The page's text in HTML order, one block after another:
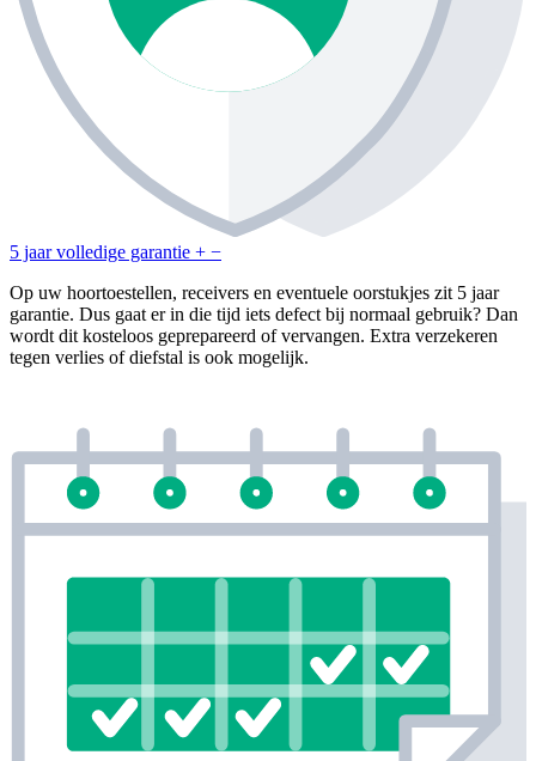
5 jaar volledige garantie + −
Op uw hoortoestellen, receivers en eventuele oorstukjes zit 5 jaar
garantie. Dus gaat er in die tijd iets defect bij normaal gebruik? Dan
wordt dit kosteloos geprepareerd of vervangen. Extra verzekeren
tegen verlies of diefstal is ook mogelijk.